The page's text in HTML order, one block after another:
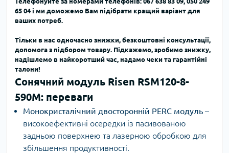
65 04 і ми доможемо Вам підібрати кращий варіант для
ваших потреб.
Тільки в нас одночасно знижки, безкоштовні консультації,
допомога з підбором товару. Підкажемо, зробимо знижку,
надішлемо в найкоротший час, надамо чеки та гарантійні
талони!
Сонячний модуль Risen RSM120-8-
590M: переваги
Монокристалічний двосторонній PERC модуль –
високоефективні осередки із пасивованою
задньою поверхнею та лазерною обробкою для
збільшення продуктивності.